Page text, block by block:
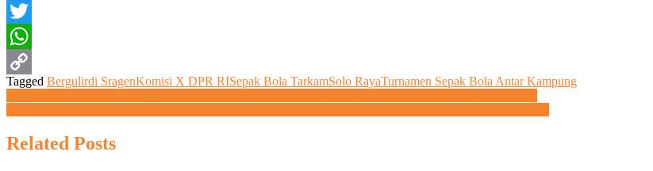
Facebook
Twitter
WhatsApp
Copy
Tagged Bergulirdi SragenKomisi X DPR RISepak Bola TarkamSolo RayaTurnamen Sepak Bola Antar Kampung
Navigasi
pos
Related Posts